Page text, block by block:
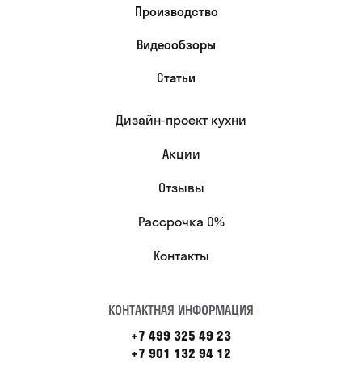
Производство
Видеообзоры
Статьи
Дизайн-проект кухни
Акции
Отзывы
Рассрочка 0%
Контакты
КОНТАКТНАЯ ИНФОРМАЦИЯ
+7 499 325 49 23
+7 901 132 94 12